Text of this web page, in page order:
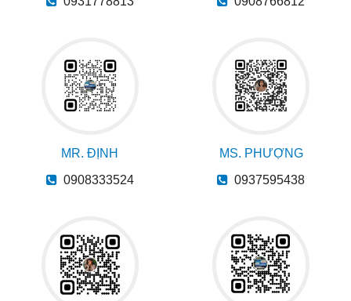
MR. ĐỊNH
0908333524
MS. PHƯỢNG
0937595438